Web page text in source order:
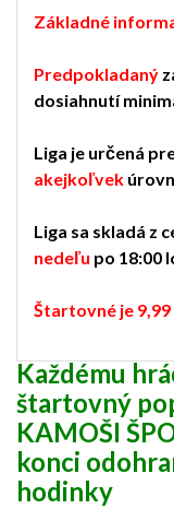
Základné
Predpokladaný
dosiahnutí
Liga je určená
akejkoľvek
Liga sa skladá z
nedeľu po 18:00
Štartovné je 9,99
Každému
štartovný
KAMOŠI
konci
hodinky